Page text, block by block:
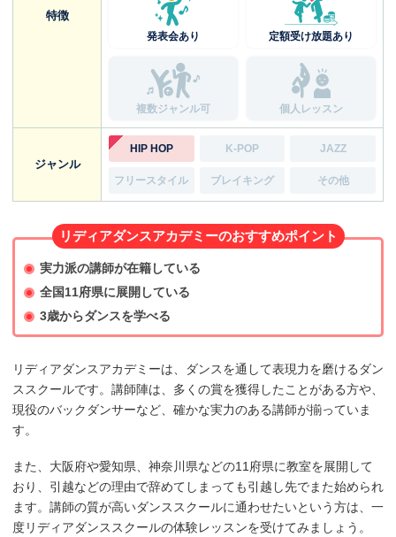
特徴
発表会あり 定額受け放題あり
複数ジャンル可 個人レッスン
ジャンル
HIP HOP K-POP JAZZ
フリースタイル ブレイキング その他
リディアダンスアカデミーのおすすめポイント
実力派の講師が在籍している
全国11府県に展開している
3歳からダンスを学べる
リディアダンスアカデミーは、ダンスを通して表現力を磨けるダン
ススクールです。講師陣は、多くの賞を獲得したことがある方や、
現役のバックダンサーなど、確かな実力のある講師が揃っていま
す。
また、大阪府や愛知県、神奈川県などの11府県に教室を展開して
おり、引越などの理由で辞めてしまっても引越し先でまた始められ
ます。講師の質が高いダンススクールに通わせたいという方は、一
度リディアダンススクールの体験レッスンを受けてみましょう。